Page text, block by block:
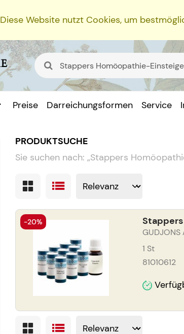
Diese Website nutzt Cookies, um
Preise Darreichungsformen Service
PRODUKTSUCHE
Sie suchen nach: „Stappers
GUDJONS
1 St
81010612
-20%